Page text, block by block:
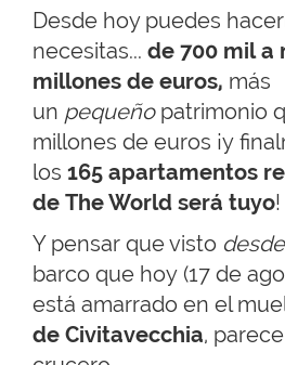
Desde hoy puedes
necesitas... de 700 mil a
millones de euros, más
un pequeño patrimonio
millones de euros ¡y
los 165 apartamentos
de The World será tuyo!
Y pensar que visto
barco que hoy (17 de
está amarrado en el
de Civitavecchia,